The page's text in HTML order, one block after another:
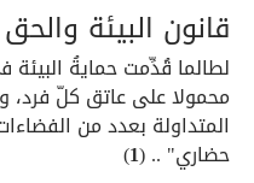
قانون البيئة
لطالما قُدِّمت حمايةُ البيئة
محمولا على عاتق كلّ
المتداولة بعدد من
حضاري" .. (1
)